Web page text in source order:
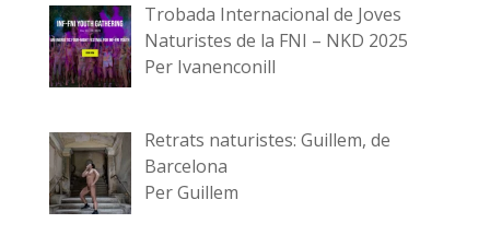
Trobada Internacional de Joves
Naturistes de la FNI – NKD 2025
Per Ivanenconill
Retrats naturistes: Guillem, de
Barcelona
Per Guillem